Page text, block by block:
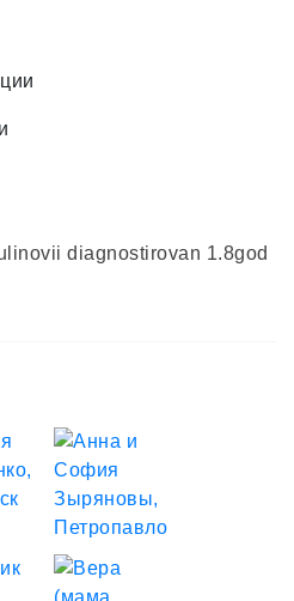
diagnostirovan 1.8god